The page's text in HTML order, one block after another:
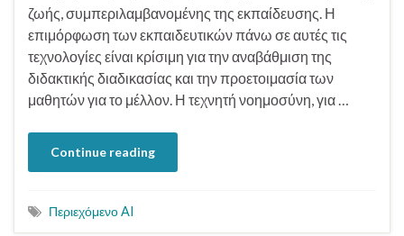
ζωής, συμπεριλαμβανομένης της εκπαίδευσης. Η
επιμόρφωση των εκπαιδευτικών πάνω σε αυτές τις
τεχνολογίες είναι κρίσιμη για την αναβάθμιση της
διδακτικής διαδικασίας και την προετοιμασία των
μαθητών για το μέλλον. Η τεχνητή νοημοσύνη, για …
Continue reading
Περιεχόμενο AI